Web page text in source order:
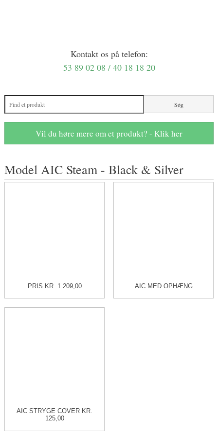
Kontakt os på telefon:
53 89 02 08 / 40 18 18 20
Vil du høre mere om et produkt? - Klik her
Model AIC Steam - Black & Silver
PRIS KR. 1.209,00 AIC MED OPHÆNG
AIC STRYGE COVER KR.
125,00